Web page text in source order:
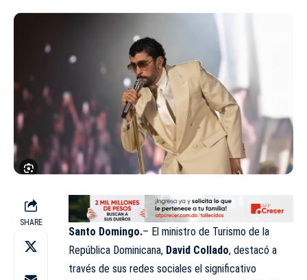
SHARE
Santo Domingo.– El ministro de Turismo de la
República Dominicana, David Collado, destacó a
través de sus redes sociales el significativo